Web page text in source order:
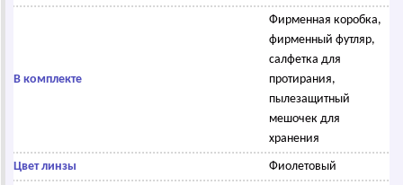
В комплекте
Фирменная коробка,
фирменный футляр,
салфетка для
протирания,
пылезащитный
мешочек для
хранения
Цвет линзы Фиолетовый